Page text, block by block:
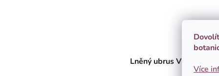
Více
Lněný ubrus Violka vonná